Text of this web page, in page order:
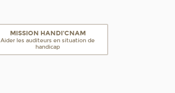
MISSION HANDI'CNAM
Aider les auditeurs en situation de
handicap